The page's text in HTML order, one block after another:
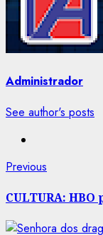
Administrador
See author's posts
Post
navigation
Previous
CULTURA: